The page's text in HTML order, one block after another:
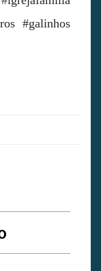
#galinhos